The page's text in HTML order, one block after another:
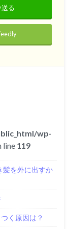
送る
wp-
line 119
髪を外に出すか
く原因は？